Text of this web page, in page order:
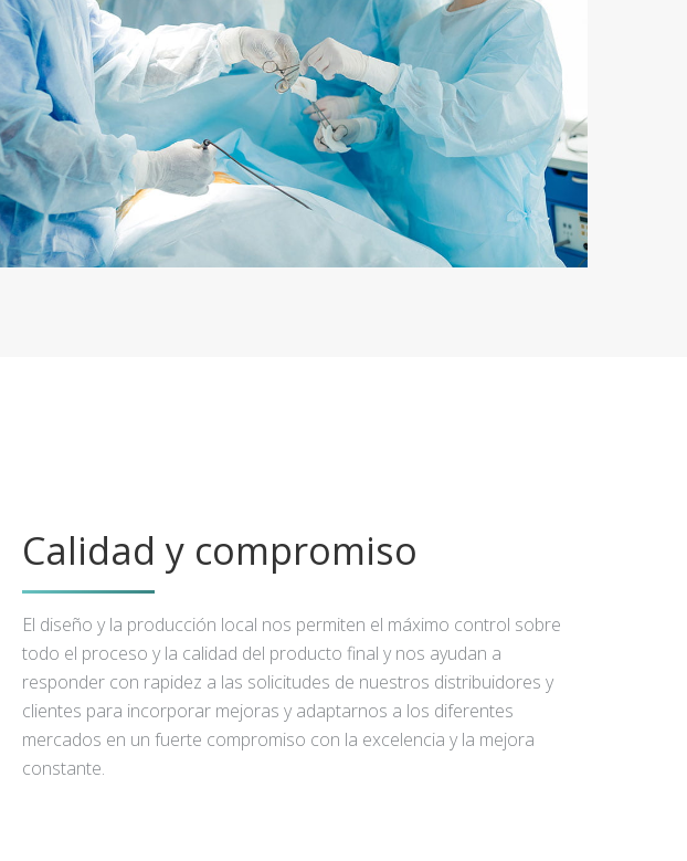
Calidad y compromiso
El diseño y la producción local nos permiten el máximo control sobre
todo el proceso y la calidad del producto final y nos ayudan a
responder con rapidez a las solicitudes de nuestros distribuidores y
clientes para incorporar mejoras y adaptarnos a los diferentes
mercados en un fuerte compromiso con la excelencia y la mejora
constante.